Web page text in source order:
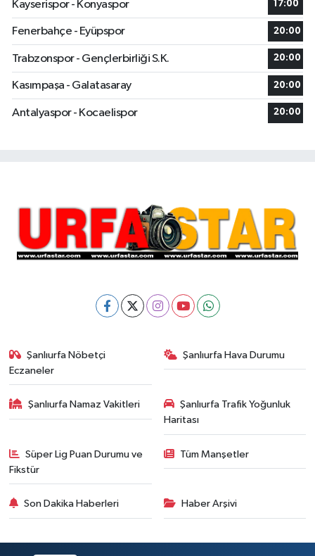
Kayserispor - Konyaspor
17:00
Fenerbahçe - Eyüpspor 20:00
Trabzonspor - Gençlerbirliği S.K. 20:00
Kasımpaşa - Galatasaray 20:00
Antalyaspor - Kocaelispor 20:00
Şanlıurfa Nöbetçi
Eczaneler
Şanlıurfa Hava Durumu
Şanlıurfa Namaz Vakitleri
Şanlıurfa Trafik Yoğunluk
Haritası
Süper Lig Puan Durumu ve
Fikstür
Tüm Manşetler
Son Dakika Haberleri Haber Arşivi